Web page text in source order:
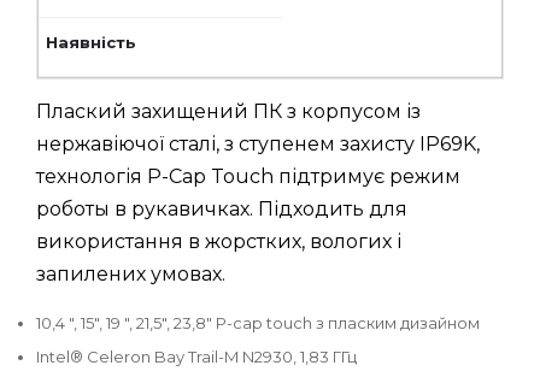
Плаский захищений ПК з корпусом із
нержавіючої сталі, з ступенем захисту IP69K,
технологія P-Cap Touch підтримує режим
роботы в рукавичках. Підходить для
використання в жорстких, вологих і
запилених умовах.
10,4 ", 15", 19 ", 21,5", 23,8" P-cap touch з пласким дизайном
Intel® Celeron Bay Trail-M N2930, 1,83 ГГц